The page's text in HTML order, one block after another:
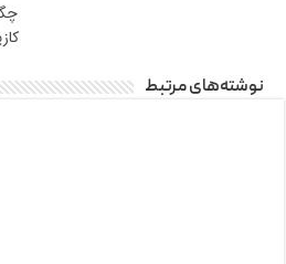
نوشته‌های مرتبط